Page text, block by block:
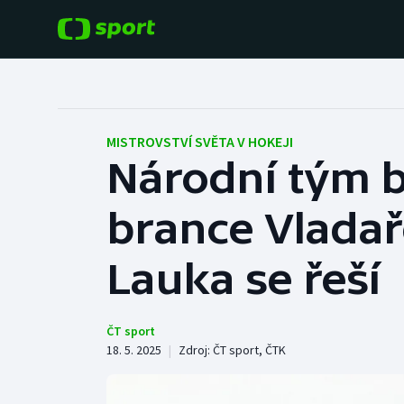
Hokej
Tenis
Atletika
Baseball a softbal
Basketbal
Biatlon
MISTROVSTVÍ SVĚTA V HOKEJI
Národní tým
brance
Lauka se řeší
ČT sport
18. 5. 2025 | Zdroj: ČT sport, ČTK